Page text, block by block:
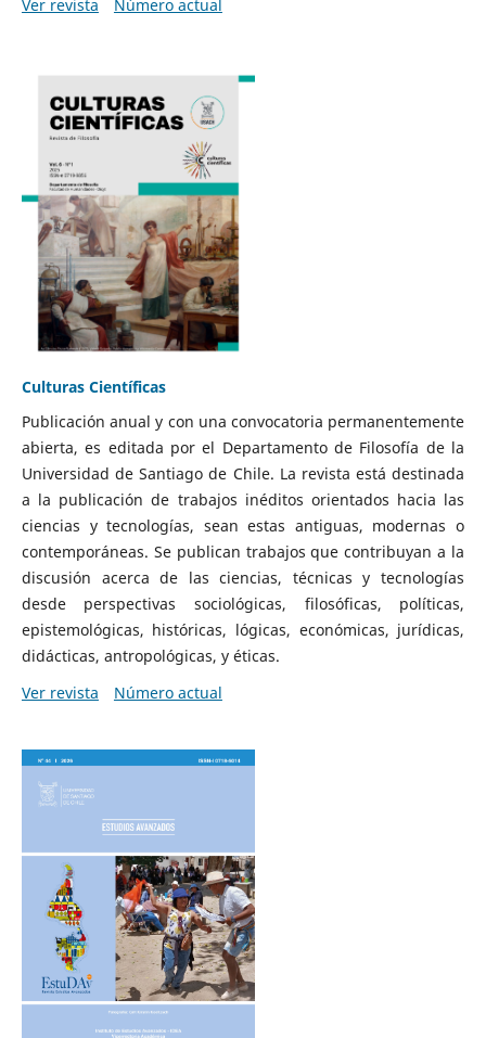
Ver revista
Número actual
Culturas Científicas
Publicación anual y con una convocatoria permanentemente
abierta, es editada por el Departamento de Filosofía de la
Universidad de Santiago de Chile. La revista está destinada
a la publicación de trabajos inéditos orientados hacia las
ciencias y tecnologías, sean estas antiguas, modernas o
contemporáneas. Se publican trabajos que contribuyan a la
discusión acerca de las ciencias, técnicas y tecnologías
desde perspectivas sociológicas, filosóficas, políticas,
epistemológicas, históricas, lógicas, económicas, jurídicas,
didácticas, antropológicas, y éticas.
Ver revista
Número actual